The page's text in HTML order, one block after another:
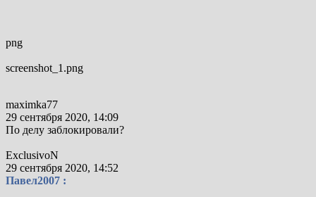
png
screenshot_1.png
maximka77
29 сентября 2020, 14:09
По делу заблокировали?
ExclusivoN
29 сентября 2020, 14:52
Павел2007 :